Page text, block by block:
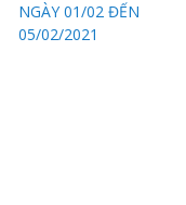
NGÀY 01/02 ĐẾN
05/02/2021